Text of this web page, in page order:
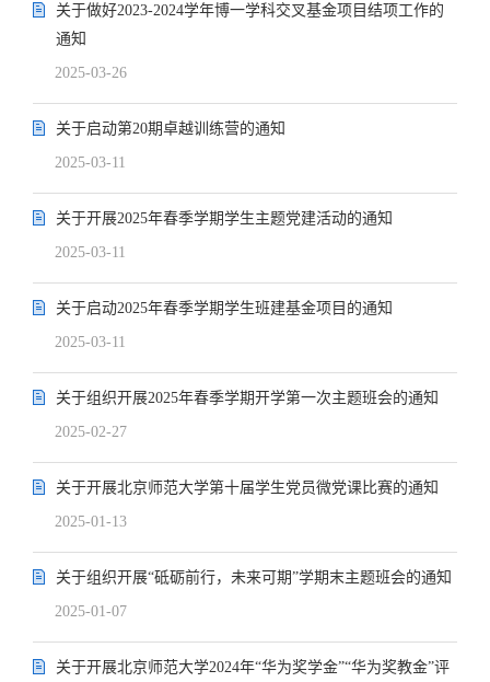
关于做好2023-2024学年博一学科交叉基金项目结项工作的
通知
2025-03-26
关于启动第20期卓越训练营的通知
2025-03-11
关于开展2025年春季学期学生主题党建活动的通知
2025-03-11
关于启动2025年春季学期学生班建基金项目的通知
2025-03-11
关于组织开展2025年春季学期开学第一次主题班会的通知
2025-02-27
关于开展北京师范大学第十届学生党员微党课比赛的通知
2025-01-13
关于组织开展“砥砺前行，未来可期”学期末主题班会的通知
2025-01-07
关于开展北京师范大学2024年“华为奖学金”“华为奖教金”评